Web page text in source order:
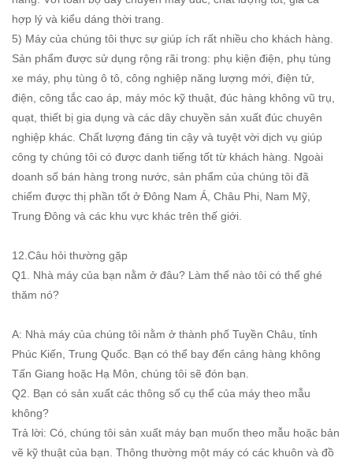
hợp lý và kiểu dáng thời trang.
5) Máy của chúng tôi thực sự giúp ích rất nhiều cho khách hàng.
Sản phẩm được sử dụng rộng rãi trong: phụ kiện điện, phụ tùng
xe máy, phụ tùng ô tô, công nghiệp năng lượng mới, điện tử,
điện, công tắc cao áp, máy móc kỹ thuật, đúc hàng không vũ trụ,
quạt, thiết bị gia dụng và các dây chuyền sản xuất đúc chuyên
nghiệp khác. Chất lượng đáng tin cậy và tuyệt vời dịch vụ giúp
công ty chúng tôi có được danh tiếng tốt từ khách hàng. Ngoài
doanh số bán hàng trong nước, sản phẩm của chúng tôi đã
chiếm được thị phần tốt ở Đông Nam Á, Châu Phi, Nam Mỹ,
Trung Đông và các khu vực khác trên thế giới.
12.Câu hỏi thường gặp
Q1. Nhà máy của bạn nằm ở đâu? Làm thế nào tôi có thể ghé
thăm nó?
A: Nhà máy của chúng tôi nằm ở thành phố Tuyền Châu, tỉnh
Phúc Kiến, Trung Quốc. Bạn có thể bay đến cảng hàng không
Tấn Giang hoặc Hạ Môn, chúng tôi sẽ đón bạn.
Q2. Bạn có sản xuất các thông số cụ thể của máy theo mẫu
không?
Trả lời: Có, chúng tôi sản xuất máy bạn muốn theo mẫu hoặc bản
vẽ kỹ thuật của bạn. Thông thường một máy có các khuôn và đồ